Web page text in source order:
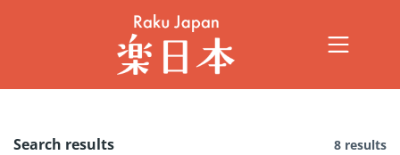
Search results 8 results